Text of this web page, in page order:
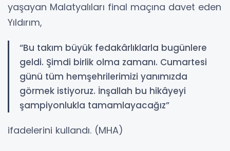
yaşayan Malatyalıları final maçına davet eden
Yıldırım,
“Bu takım büyük fedakârlıklarla bugünlere
geldi. Şimdi birlik olma zamanı. Cumartesi
günü tüm hemşehrilerimizi yanımızda
görmek istiyoruz. İnşallah bu hikâyeyi
şampiyonlukla tamamlayacağız”
ifadelerini kullandı. (MHA)